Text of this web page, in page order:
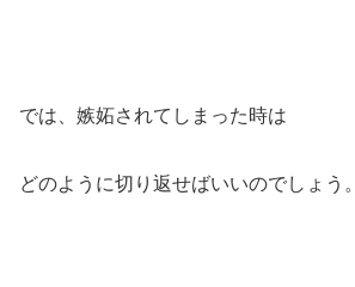
では、嫉妬されてしまった時は
どのように切り返せばいいのでしょう。